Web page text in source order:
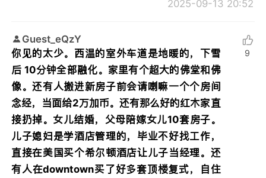
2025-09-13 20:52
Guest_eQzY
你见的太少。西温的室外车道是地暖的，下雪
后 10分钟全部融化。家里有个超大的佛堂和佛
像。还有人搬进新房子前会请喇嘛一个个房间
念经，当面给2万加币。还有那么好的红木家直
接扔掉。女儿结婚，父母陪嫁女儿10套房子。
儿子媳妇是学酒店管理的，毕业不好找工作，
直接在美国买个希尔顿酒店让儿子当经理。还
有人在downtown买了好多套顶楼复式，自住
9